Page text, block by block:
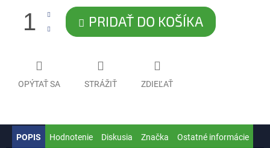
PRIDAŤ DO KOŠÍKA
OPÝTAŤ SA STRÁŽIŤ ZDIEĽAŤ
POPIS Hodnotenie Diskusia Značka Ostatné informácie